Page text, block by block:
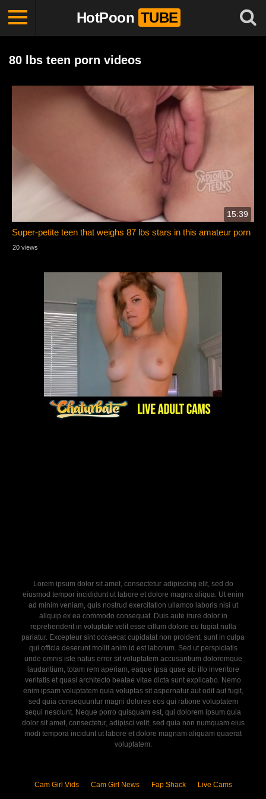
HotPoon TUBE
80 lbs teen porn videos
15:39
Super-petite teen that weighs 87 lbs stars in this amateur porn
20 views
Lorem ipsum dolor sit amet, consectetur adipiscing elit, sed do
eiusmod tempor incididunt ut labore et dolore magna aliqua. Ut enim
ad minim veniam, quis nostrud exercitation ullamco laboris nisi ut
aliquip ex ea commodo consequat. Duis aute irure dolor in
reprehenderit in voluptate velit esse cillum dolore eu fugiat nulla
pariatur. Excepteur sint occaecat cupidatat non proident, sunt in culpa
qui officia deserunt mollit anim id est laborum. Sed ut perspiciatis
unde omnis iste natus error sit voluptatem accusantium doloremque
laudantium, totam rem aperiam, eaque ipsa quae ab illo inventore
veritatis et quasi architecto beatae vitae dicta sunt explicabo. Nemo
enim ipsam voluptatem quia voluptas sit aspernatur aut odit aut fugit,
sed quia consequuntur magni dolores eos qui ratione voluptatem
sequi nesciunt. Neque porro quisquam est, qui dolorem ipsum quia
dolor sit amet, consectetur, adipisci velit, sed quia non numquam eius
modi tempora incidunt ut labore et dolore magnam aliquam quaerat
voluptatem.
Cam Girl Vids Cam Girl News Fap Shack Live Cams